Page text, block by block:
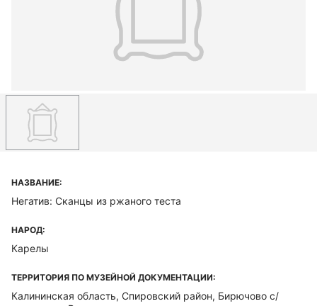
НАЗВАНИЕ:
Негатив: Сканцы из ржаного теста
НАРОД:
Карелы
ТЕРРИТОРИЯ ПО МУЗЕЙНОЙ ДОКУМЕНТАЦИИ:
Калининская область, Спировский район, Бирючово с/